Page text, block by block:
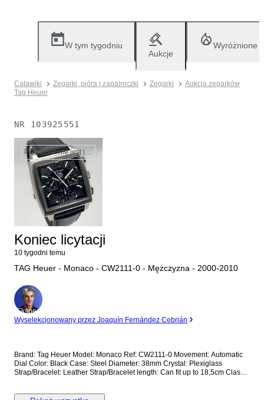
W tym tygodniu
Aukcje
Wyróżnione
Catawiki Zegarki, pióra i zapalniczki Zegarki
Aukcja zegarków
Tag Heuer
NR 103925551
Przedmiot nie jest już dostępny
Koniec licytacji
10 tygodni temu
TAG Heuer - Monaco - CW2111-0 - Mężczyzna - 2000-2010
Ekspert
Wyselekcjonowany przez Joaquín Fernández Cebrián
Brand: Tag Heuer Model: Monaco Ref: CW2111-0 Movement: Automatic
Dial Color: Black Case: Steel Diameter: 38mm Crystal: Plexiglass
Strap/Bracelet: Leather Strap/Bracelet length: Can fit up to 18,5cm Clasp: